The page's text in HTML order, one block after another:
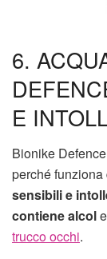
6.
E
Bionike
perché
sensibili e
contiene alcol
trucco occhi.